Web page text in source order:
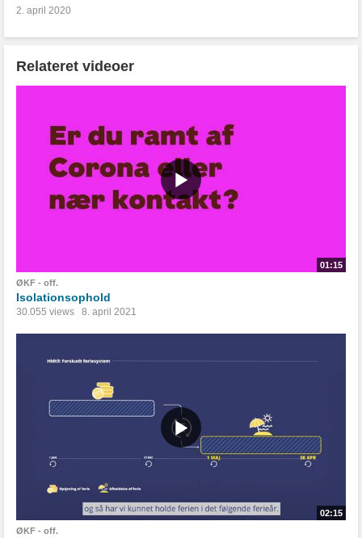
2. april 2020
Relateret videoer
01:15
ØKF - off.
Isolationsophold
30.055 views 8. april 2021
02:15
ØKF - off.